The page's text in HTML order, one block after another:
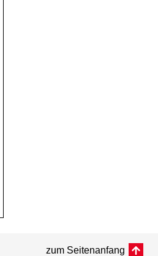
zum Seitenanfang